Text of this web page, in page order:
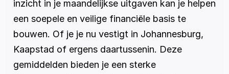
inzicht in je maandelijkse uitgaven kan je helpen
een soepele en veilige financiële basis te
bouwen. Of je je nu vestigt in Johannesburg,
Kaapstad of ergens daartussenin. Deze
gemiddelden bieden je een sterke